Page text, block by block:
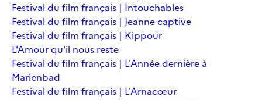
Festival du film français | Intouchables
Festival du film français | Jeanne captive
Festival du film français | Kippour
L'Amour qu'il nous reste
Festival du film français | L'Année dernière à
Marienbad
Festival du film français | L'Arnacœur